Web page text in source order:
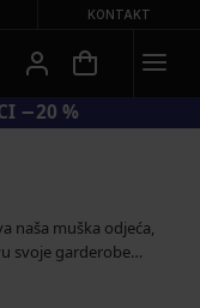
KONTAKT
−20 %
naša muška odjeća,
svoje garderobe
Možete posegnuti i
vizualno